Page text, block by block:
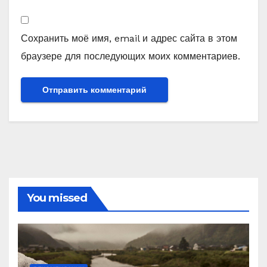
Сохранить моё имя, email и адрес сайта в этом
браузере для последующих моих комментариев.
You missed